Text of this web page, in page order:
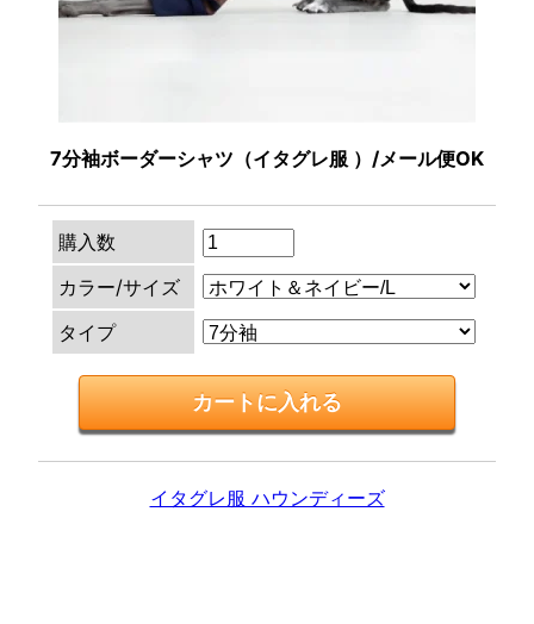
7分袖ボーダーシャツ（イタグレ服 ）/メール便OK
購入数
カラー/サイズ
タイプ
イタグレ服 ハウンディーズ